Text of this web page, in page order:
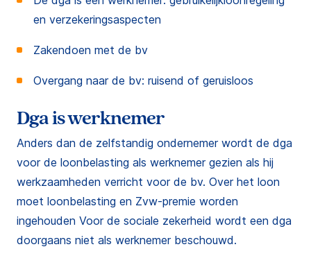
en verzekeringsaspecten
Zakendoen met de bv
Overgang naar de bv: ruisend of geruisloos
Dga is werknemer
Anders dan de zelfstandig ondernemer wordt de dga
voor de loonbelasting als werknemer gezien als hij
werkzaamheden verricht voor de bv. Over het loon
moet loonbelasting en Zvw-premie worden
ingehouden Voor de sociale zekerheid wordt een dga
doorgaans niet als werknemer beschouwd.